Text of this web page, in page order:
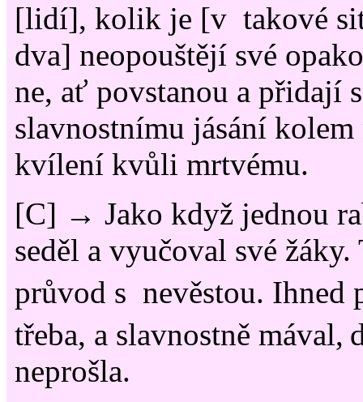
[lidí], kolik je [v takové
dva] neopouštějí své
ne, ať povstanou a přidají
slavnostnímu jásání kolem
kvílení kvůli mrtvému.
[C] → Jako když jednou
seděl a vyučoval své
průvod s nevěstou. Ihned
třeba, a slavnostně mával,
neprošla.